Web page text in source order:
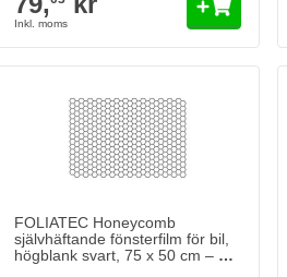
FOLIATEC Honeycomb
självhäftande fönsterfilm för bil,
högblank svart, 75 x 50 cm – 3